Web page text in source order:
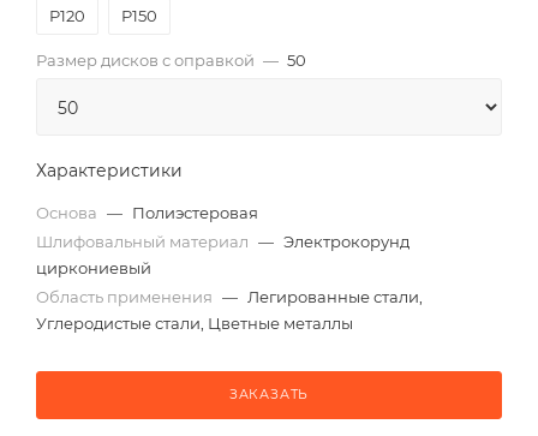
P120 P150
Размер дисков с оправкой — 50
Характеристики
Основа — Полиэстеровая
Шлифовальный материал — Электрокорунд
циркониевый
Область применения — Легированные стали,
Углеродистые стали, Цветные металлы
ЗАКАЗАТЬ